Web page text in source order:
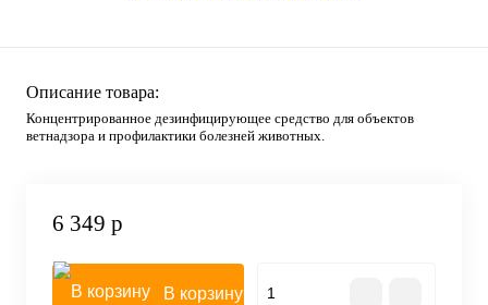
Описание товара:
Концентрированное дезинфицирующее средство для объектов
ветнадзора и профилактики болезней животных.
6 349 р
В корзину